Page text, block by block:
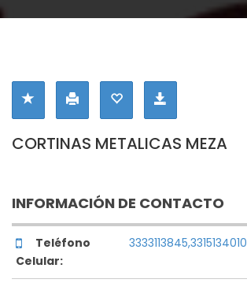
CORTINAS METALICAS MEZA
INFORMACIÓN DE CONTACTO
Teléfono
Celular:
3333113845,3315134010